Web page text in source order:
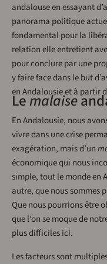
andalouse en essayant
panorama politique
fondamental pour la
relation elle entretient
pour conclure par une
y faire face dans le but
en Andalousie et à partir
Lemalaise
En Andalousie, nous
vivre dans une crise
exagération, mais d’un
économique qui nous
simple, tout le monde en
autre, que nous sommes
Que nous pourrions être
que l’on se moque de
plus difficiles ici.
Les facteurs sont